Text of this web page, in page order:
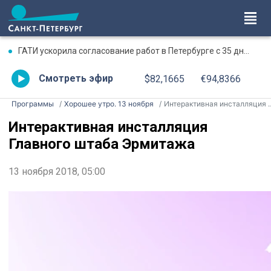
ГАТИ ускорила согласование работ в Петербурге с 35 дней до двух часов
Смотреть эфир $82,1665 €94,8366
Программы Хорошее утро. 13 ноября Интерактивная инсталляция Главного штаба Эрмитажа
Интерактивная инсталляция
Главного штаба Эрмитажа
13 ноября 2018, 05:00